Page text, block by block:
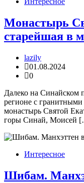
Монастырь
старейшая в
lazily
01.08.2024
0
Далеко на Синайском
регионе с
монастырь Святой
горы Синай, Моисей
Интересное
Шибам.